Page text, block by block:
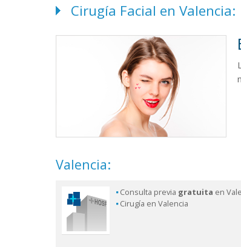
Cirugía Facial en Valencia:
Valencia:
Consulta previa gratuita en
Cirugía en Valencia